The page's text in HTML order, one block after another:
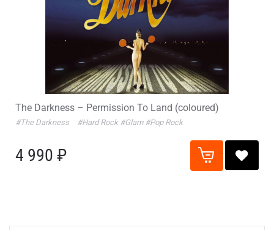
The Darkness – Permission To Land (coloured)
#The Darkness #Hard Rock #Glam #Pop Rock
4 990 ₽